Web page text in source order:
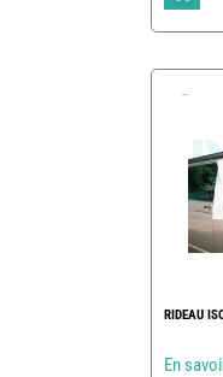
RIDEAU
En